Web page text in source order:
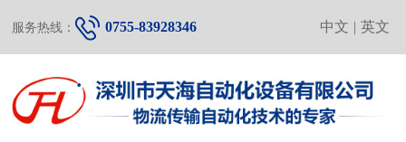
中文 | 英文
服务热线： 0755-83928346